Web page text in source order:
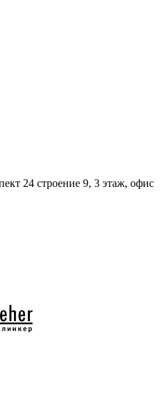
24 строение 9, 3 этаж, офис